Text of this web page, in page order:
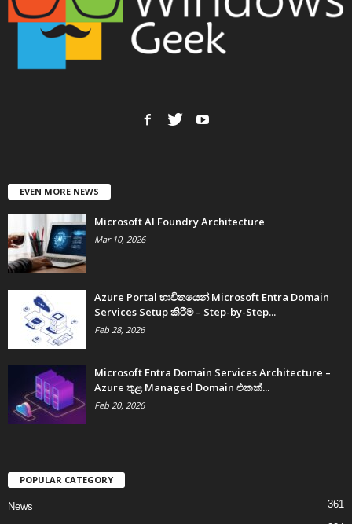
EVEN MORE NEWS
Microsoft AI Foundry Architecture
Mar 10, 2026
Azure Portal භාවිතයෙන් Microsoft Entra Domain
Services Setup කිරීම – Step-by-Step...
Feb 28, 2026
Microsoft Entra Domain Services Architecture –
Azure තුළ Managed Domain එකක්...
Feb 20, 2026
POPULAR CATEGORY
News
361